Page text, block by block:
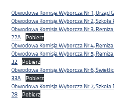
Obwodowa Komisja Wyborcza Nr 1, Urząd
Obwodowa Komisja Wyborcza Nr 2,
Obwodowa Komisja Wyborcza Nr 3,
22A
Pobierz
Obwodowa Komisja Wyborcza Nr 4,
Obwodowa Komisja Wyborcza Nr 5,
32
Pobierz
Obwodowa Komisja Wyborcza Nr 6,
33A
Pobierz
Obwodowa Komisja Wyborcza Nr 7,
28
Pobierz